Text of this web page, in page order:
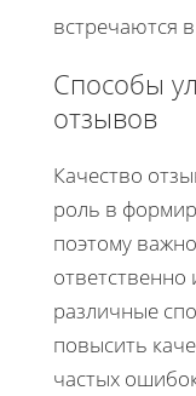
встречаются
Способы
отзывов
Качество
роль в
поэтому
различные
повысить
частых